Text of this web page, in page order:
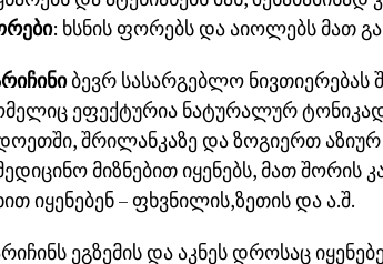
: ხსნის ფორებს და აიოლებს მათ
ბევრ სასარგებლო ნივთიერებას
ეფექტურია ნატურალურ ტონიკად
შრილანკაზე და ზოგიერთ აზიურ
მიზნებით იყენებს, მათ შორის
იყენებენ – ფხვნილის,ზეთის და ა.შ.
ეგზემის და აკნეს დროსაც